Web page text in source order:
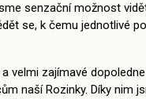
senzační možnost
se, k čemu jednotlivé
velmi zajímavé
naší Rozinky. Díky nim